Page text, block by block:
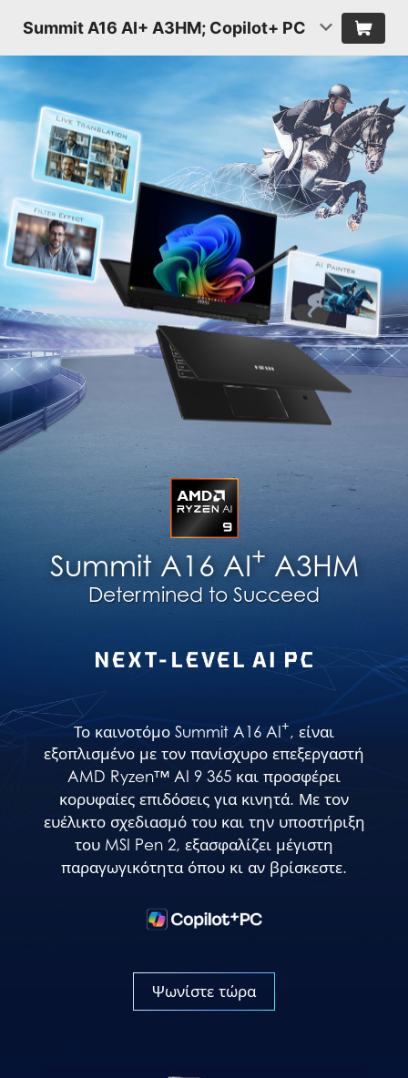
Summit A16 AI+ A3HM; Copilot+ PC
Summit A16 AI+ A3HM
Determined to Succeed
Το καινοτόμο Summit A16 AI+, είναι
εξοπλισμένο με τον πανίσχυρο επεξεργαστή
AMD Ryzen™ AI 9 365 και προσφέρει
κορυφαίες επιδόσεις για κινητά. Με τον
ευέλικτο σχεδιασμό του και την υποστήριξη
του MSI Pen 2, εξασφαλίζει μέγιστη
παραγωγικότητα όπου κι αν βρίσκεστε.
Ψωνίστε τώρα